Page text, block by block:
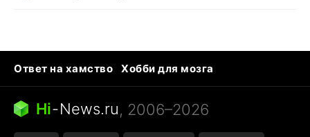
Ответ на хамство
Хобби для мозга
Бензин 100 и 95
Тунцы в океанариуме
Следующая пандемия
Hi-News.ru, 2006–2026